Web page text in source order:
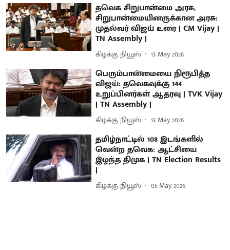
தவெக சிறுபான்மை அரசு,
சிறுபான்மையினருக்கான அரசு:
முதல்வர் விஜய் உரை | CM Vijay |
TN Assembly |
கிழக்கு நியூஸ் 13 May 2026
பெரும்பான்மையை நிரூபித்த
விஜய்: தவெகவுக்கு 144
உறுப்பினர்கள் ஆதரவு | TVK Vijay
| TN Assembly |
கிழக்கு நியூஸ் 13 May 2026
தமிழ்நாட்டில் 108 இடங்களில்
வென்ற தவெக: ஆட்சியை
இழந்த திமுக | TN Election Results
|
கிழக்கு நியூஸ் 05 May 2026